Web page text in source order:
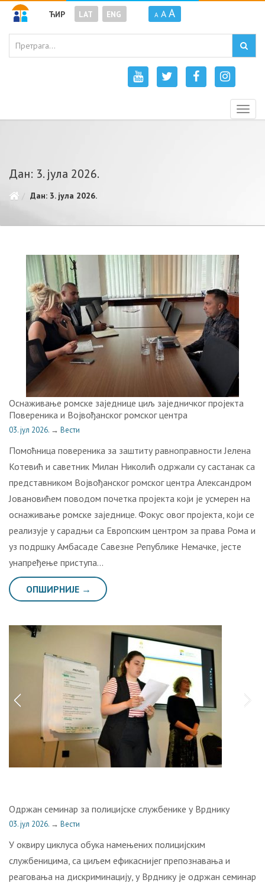
ЋИР LAT ENG A A A
Дан: 3. јула 2026.
Дан: 3. јула 2026.
Оснаживање ромске заједнице циљ заједничког пројекта
Повереника и Војвођанског ромског центра
03. јул 2026. → Вести
Помоћница повереника за заштиту равноправности Јелена
Котевић и саветник Милан Николић одржали су састанак са
представником Војвођанског ромског центра Александром
Јовановићем поводом почетка пројекта који је усмерен на
оснаживање ромске заједнице. Фокус овог пројекта, који се
реализује у сарадњи са Европским центром за права Рома и
уз подршку Амбасаде Савезне Републике Немачке, јесте
унапређење приступа…
ОПШИРНИЈЕ →
Одржан семинар за полицијске службенике у Врднику
03. јул 2026. → Вести
У оквиру циклуса обука намењених полицијским
службеницима, са циљем ефикаснијег препознавања и
реаговања на дискриминацију, у Врднику је одржан семинар